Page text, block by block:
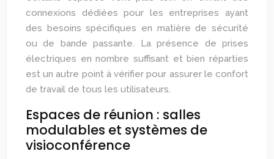
connexions dédiées pour les entreprises ayant
des besoins spécifiques en matière de sécurité
ou de bande passante. La présence de prises
électriques en nombre suffisant et bien réparties
est un autre point à vérifier pour assurer le confort
de travail de tous les utilisateurs.
Espaces de réunion : salles
modulables et systèmes de
visioconférence